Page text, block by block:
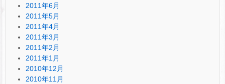
2011年6月
2011年5月
2011年4月
2011年3月
2011年2月
2011年1月
2010年12月
2010年11月